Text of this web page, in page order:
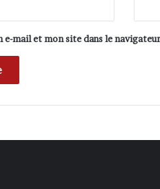
mail et mon site dans le